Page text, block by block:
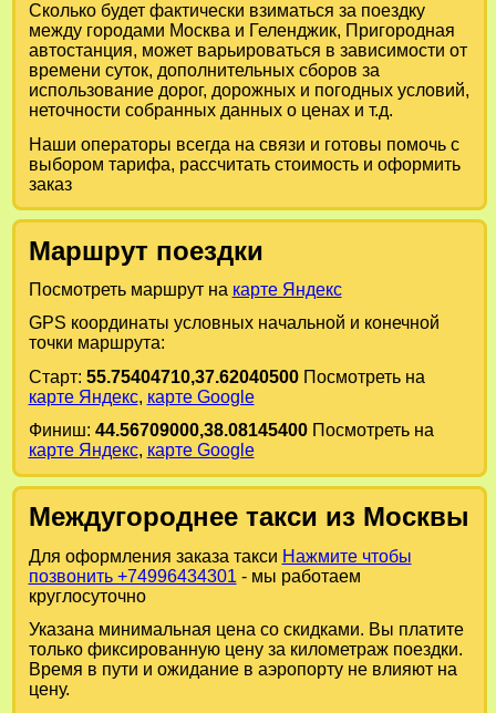
Сколько будет фактически взиматься за поездку
между городами Москваи Геленджик, Пригородная
автостанция, может варьироваться в зависимости от
времени суток, дополнительных сборов за
использование дорог, дорожных и погодных условий,
неточности собранных данных о ценах и т.д.
Наши операторы всегда на связи и готовы помочь с
выбором тарифа, рассчитать стоимость и оформить
заказ
Маршрут поездки
Посмотреть маршрут на карте Яндекс
GPS координаты условных начальной и конечной
точки маршрута:
Старт: 55.75404710,37.62040500Посмотреть на
карте Яндекс, карте Google
Финиш: 44.56709000,38.08145400Посмотреть на
карте Яндекс, карте Google
Междугороднее такси из Москвы
Для оформления заказа такси Нажмите чтобы
позвонить +74996434301 - мы работаем
круглосуточно
Указана минимальная цена со скидками. Вы платите
только фиксированную цену за километраж поездки.
Время в пути и ожидание в аэропорту не влияют на
цену.